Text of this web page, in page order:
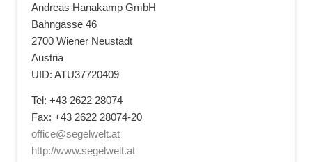
Andreas Hanakamp GmbH
Bahngasse 46
2700 Wiener Neustadt
Austria
UID: ATU37720409
Tel: +43 2622 28074
Fax: +43 2622 28074-20
office@segelwelt.at
http://www.segelwelt.at